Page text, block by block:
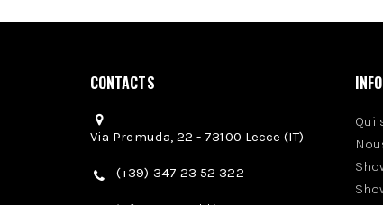
CONTACTS
Via Premuda, 22 - 73100 Lecce (IT)
(+39) 347 23 52 322
Qui